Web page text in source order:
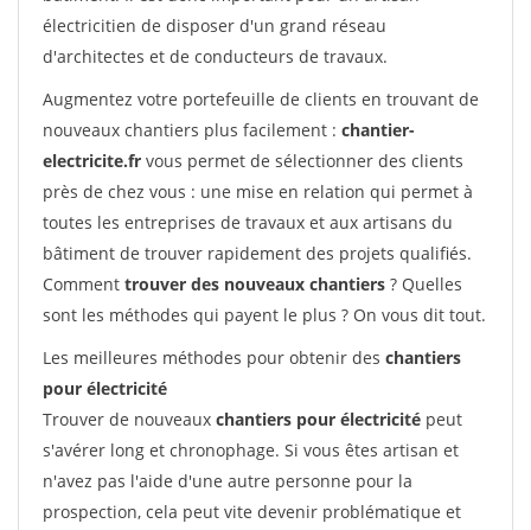
électricitien de disposer d'un grand réseau
d'architectes et de conducteurs de travaux.
Augmentez votre portefeuille de clients en trouvant de
nouveaux chantiers plus facilement : chantier-
electricite.fr vous permet de sélectionner des clients
près de chez vous : une mise en relation qui permet à
toutes les entreprises de travaux et aux artisans du
bâtiment de trouver rapidement des projets qualifiés.
Comment trouver des nouveaux chantiers ? Quelles
sont les méthodes qui payent le plus ? On vous dit tout.
Les meilleures méthodes pour obtenir des chantiers
pour électricité
Trouver de nouveaux chantiers pour électricité peut
s'avérer long et chronophage. Si vous êtes artisan et
n'avez pas l'aide d'une autre personne pour la
prospection, cela peut vite devenir problématique et